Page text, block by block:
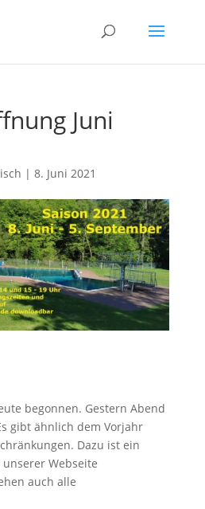
Juni
| 8. Juni 2021
begonnen. Gestern Abend
gibt ähnlich dem Vorjahr
Dazu ist ein
Webseite
auch alle